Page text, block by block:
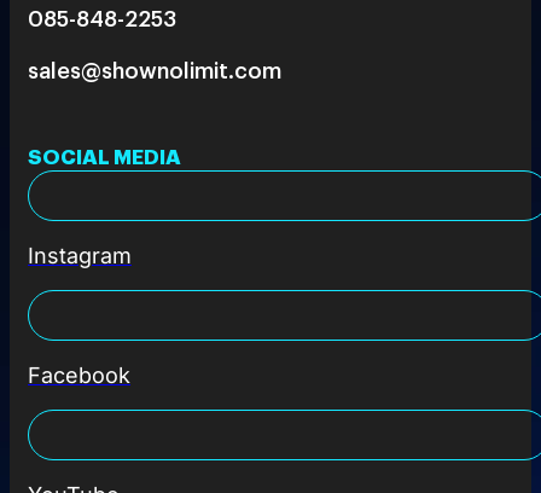
085-848-2253
sales@shownolimit.com
SOCIAL MEDIA
Instagram
Facebook